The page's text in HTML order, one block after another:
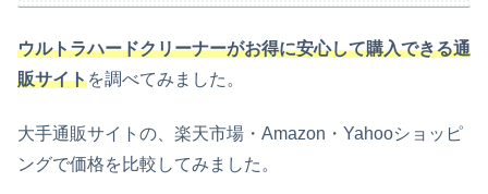
ウルトラハードクリーナーがお得に安心して購入できる通
販サイトを調べてみました。
大手通販サイトの、楽天市場・Amazon・Yahooショッピ
ングで価格を比較してみました。